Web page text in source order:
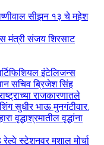
सीझन १३ चे महेश
मंत्री संजय शिरसाट
इंटेलिजन्स
सचिव ब्रिजेश सिंह
राजकारणातले
सुधीर भाऊ मुनगंटीवार.
वृद्धाश्रमातील वृद्धांना
स्टेशनवर मशाल मोर्चा